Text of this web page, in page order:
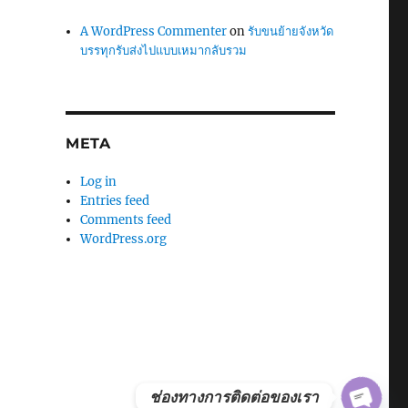
A WordPress Commenteronรับขนย้ายจังหวัด
บรรทุกรับส่งไปแบบเหมากลับรวม
META
Log in
Entries feed
Comments feed
WordPress.org
ช่องทางการติดต่อของเรา